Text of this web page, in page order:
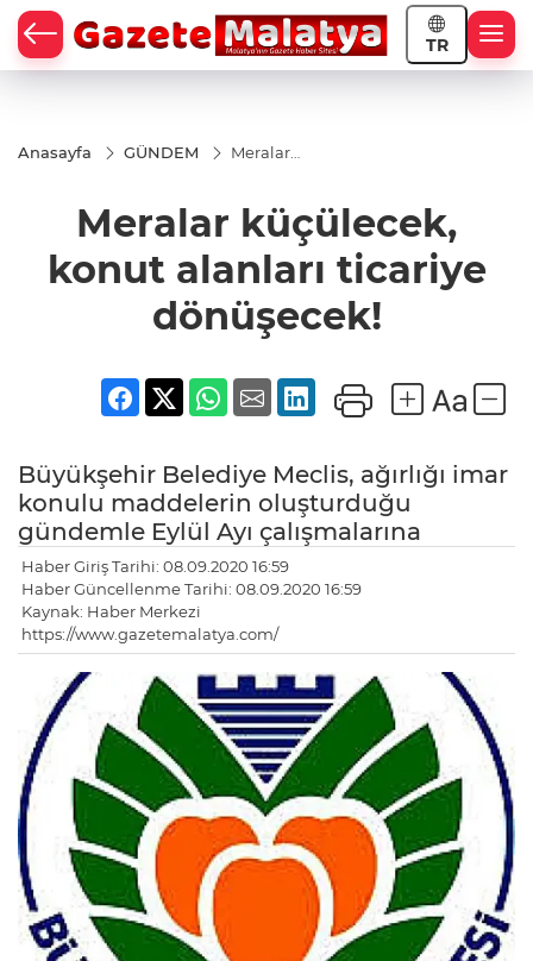
TR
Anasayfa GÜNDEM
Meralar
alanları
ticariye
dönüşecek!
Meralar küçülecek,
konut alanları ticariye
dönüşecek!
Büyükşehir Belediye Meclis, ağırlığı imar
konulu maddelerin oluşturduğu
gündemle Eylül Ayı çalışmalarına
Haber Giriş Tarihi: 08.09.2020 16:59
Haber Güncellenme Tarihi: 08.09.2020 16:59
Kaynak: Haber Merkezi
https://www.gazetemalatya.com/